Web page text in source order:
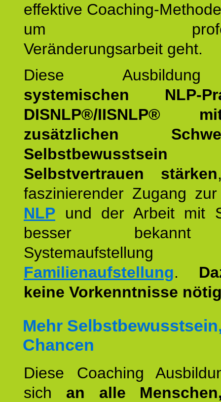
effektive Coaching-
um
Veränderungsarbeit geht.
Diese
systemischen NLP-
DISNLP®/IISNLP®
zusätzlichen
Selbstvertrauen stärken
faszinierender Zugang
NLP und der Arbeit mit
besser
Familienaufstellung.
keine Vorkenntnisse
Mehr
Chancen
Diese Coaching
sich an alle